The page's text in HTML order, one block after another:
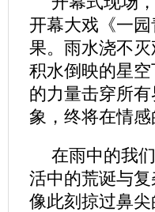
开幕大戏《一
果。雨水浇不
积水倒映的星
的力量击穿所
象，终将在情感
在雨中的我
活中的荒诞与
像此刻掠过鼻